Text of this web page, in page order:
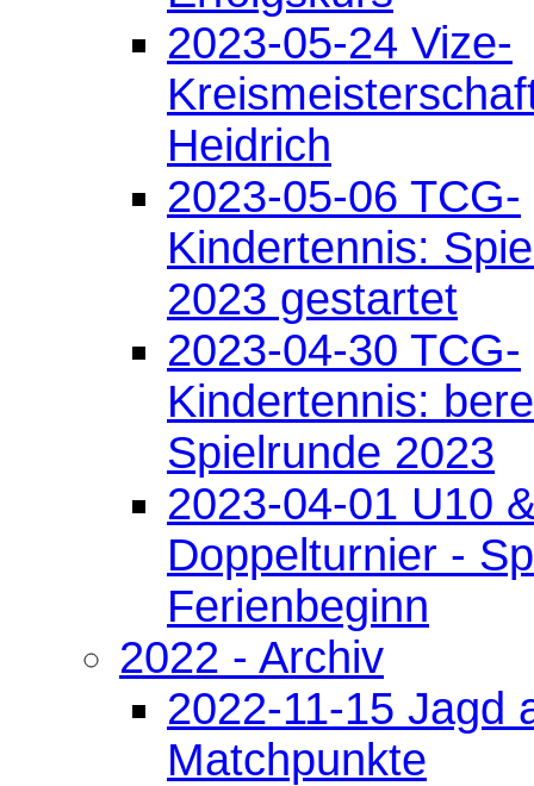
2023-05-24 Vize-
Heidrich
2023-05-06 TCG-
Kindertennis:
2023 gestartet
2023-04-30 TCG-
Kindertennis:
Spielrunde 2023
2023-04-01 U10
Doppelturnier -
Ferienbeginn
2022 - Archiv
2022-11-15 Jagd
Matchpunkte